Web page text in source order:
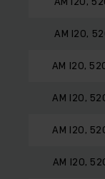
AM I20,
AM I20,
AM I20,
AM I20,
AM I20,